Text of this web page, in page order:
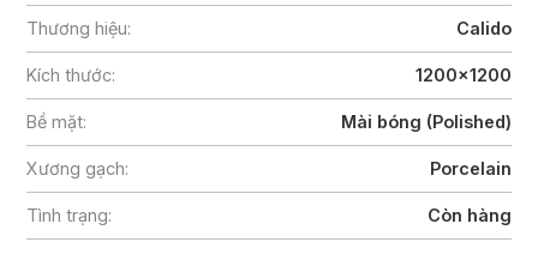
Thương hiệu: Calido
Kích thước: 1200x1200
Bề mặt: Mài bóng (Polished)
Xương gạch: Porcelain
Tình trạng: Còn hàng